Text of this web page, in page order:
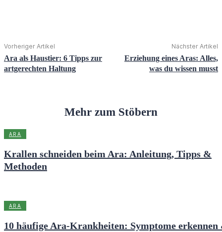
Vorheriger Artikel
Ara als Haustier: 6 Tipps zur
artgerechten Haltung
Nächster Artikel
Erziehung eines Aras: Alles,
was du wissen musst
Mehr zum Stöbern
ARA
Krallen schneiden beim Ara: Anleitung, Tipps &
Methoden
ARA
10 häufige Ara-Krankheiten: Symptome erkennen